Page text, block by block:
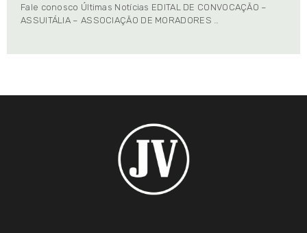
Fale conosco Últimas Notícias EDITAL DE CONVOCAÇÃO –
ASSUITÁLIA – ASSOCIAÇÃO DE MORADORES …